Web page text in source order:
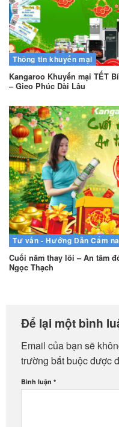
Thông tin khuyến mại
Kangaroo Khuyến mại TẾT
– Gieo Phúc Dài Lâu
Tư vấn - Hướng Dẫn Cẩm
Cuối năm thay lõi – An tâm
Ngọc Thạch
Để lại một bình
Email của bạn sẽ
trường bắt buộc được
Bình luận *